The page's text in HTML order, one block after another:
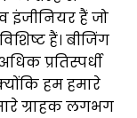
इंजीनियर हैं जो
हैं। बीजिंग
प्रतिस्पर्धी
हम हमारे
ग्राहक लगभग